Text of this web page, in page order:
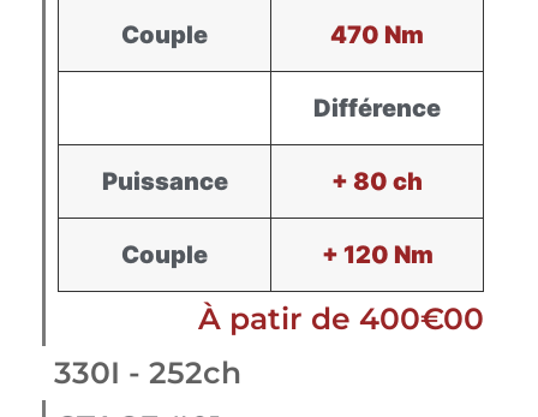
Couple 470 Nm
Différence
Puissance + 80 ch
Couple + 120 Nm
À patir de 400€00
330I - 252ch